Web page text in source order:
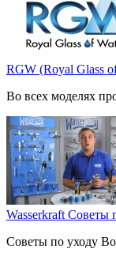
RGW (Royal Glass
Во всех моделях
Wasserkraft Советы
Советы по уходу